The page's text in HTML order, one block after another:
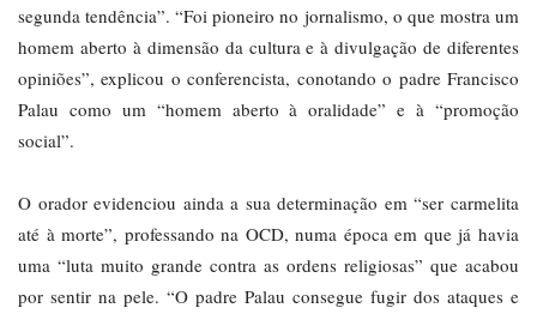
segunda tendência”. “Foi pioneiro no jornalismo, o que mostra um
homem aberto à dimensão da cultura e à divulgação de diferentes
opiniões”, explicou o conferencista, conotando o padre Francisco
Palau como um “homem aberto à oralidade” e à “promoção
social”.
O orador evidenciou ainda a sua determinação em “ser carmelita
até à morte”, professando na OCD, numa época em que já havia
uma “luta muito grande contra as ordens religiosas” que acabou
por sentir na pele. “O padre Palau consegue fugir dos ataques e